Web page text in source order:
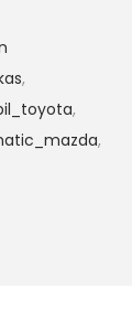
,
,
,